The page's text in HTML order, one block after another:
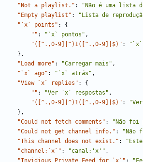
"Not a playlist." : "Não é uma lista
"Empty playlist" : "Lista de
"`x` points" :
{
"" : "`x` pontos" ,
"([^.,0-9]|^)1([^.,0-9]|$)" :
"`x`
} ,
"Load more" : "Carregar mais" ,
"`x` ago" : "`x` atrás" ,
"View `x` replies" :
{
"" : "Ver `x` respostas" ,
"([^.,0-9]|^)1([^.,0-9]|$)" :
} ,
"Could not fetch comments" : "Não foi
"Could not get channel info." : "Não
"This channel does not exist." :
"channel:`x`" : "canal:'x'" ,
"Invidious Private Feed for `x`" :